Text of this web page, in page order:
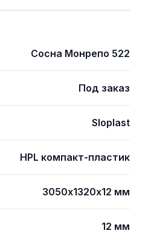
Сосна Монрепо 522
Под заказ
Sloplast
HPL компакт-пластик
3050х1320х12 мм
12 мм